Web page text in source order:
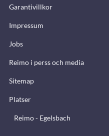
Garantivillkor
Impressum
Jobs
Reimo i perss och media
Sitemap
Platser
Reimo - Egelsbach